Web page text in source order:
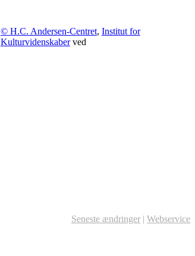
© H.C. Andersen-Centret, Institut for
Kulturvidenskaberved
Seneste ændringer | Webservice